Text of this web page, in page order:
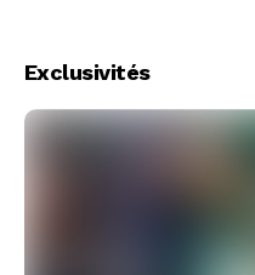
Exclusivités